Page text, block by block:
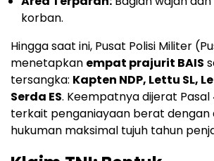
korban.
Hingga saat ini, Pusat Polisi Militer
menetapkan empat prajurit BAIS
tersangka: Kapten NDP, Lettu SL,
Serda ES. Keempatnya dijerat Pasal
terkait penganiayaan berat dengan
hukuman maksimal tujuh tahun